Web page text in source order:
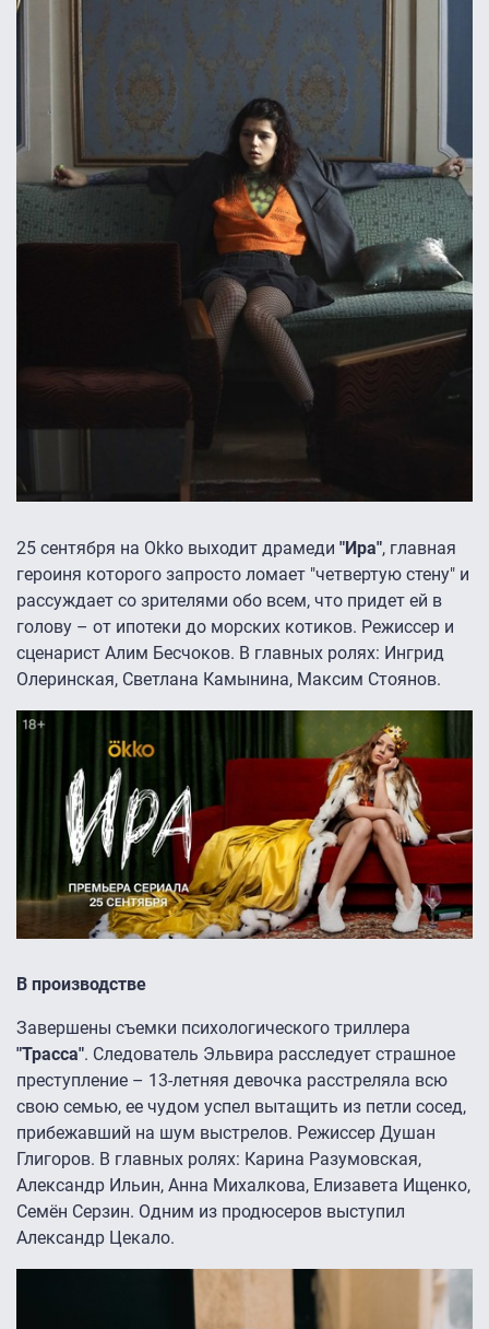
25 сентября на Okko выходит драмеди "Ира", главная
героиня которого запросто ломает "четвертую стену" и
рассуждает со зрителями обо всем, что придет ей в
голову – от ипотеки до морских котиков. Режиссер и
сценарист Алим Бесчоков. В главных ролях: Ингрид
Олеринская, Светлана Камынина, Максим Стоянов.
В производстве
Завершены съемки психологического триллера
"Трасса". Следователь Эльвира расследует страшное
преступление – 13-летняя девочка расстреляла всю
свою семью, ее чудом успел вытащить из петли сосед,
прибежавший на шум выстрелов. Режиссер Душан
Глигоров. В главных ролях: Карина Разумовская,
Александр Ильин, Анна Михалкова, Елизавета Ищенко,
Семён Серзин. Одним из продюсеров выступил
Александр Цекало.